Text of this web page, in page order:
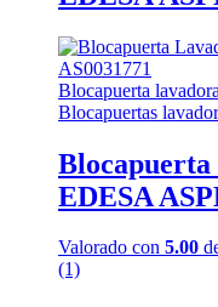
Blocapuerta
Blocapuertas
EDESA
Valorado con 5.00
(1)